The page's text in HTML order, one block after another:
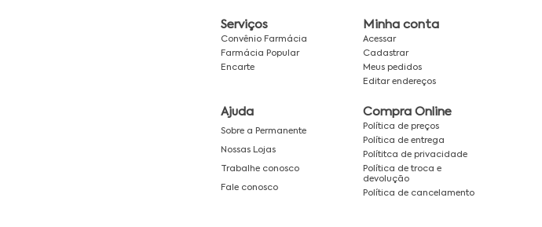
Serviços
Convênio Farmácia
Farmácia Popular
Encarte
Minha conta
Acessar
Cadastrar
Meus pedidos
Editar endereços
Ajuda
Sobre a Permanente
Nossas Lojas
Trabalhe conosco
Fale conosco
Compra Online
Política de preços
Política de entrega
Polítitca de privacidade
Política de troca e
devolução
Política de cancelamento